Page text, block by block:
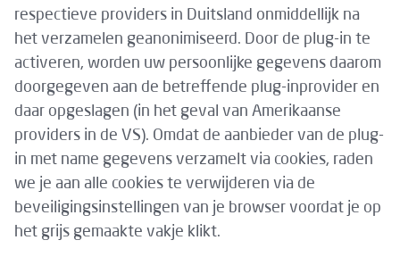
respectieve providers in Duitsland onmiddellijk na
het verzamelen geanonimiseerd. Door de plug-in te
activeren, worden uw persoonlijke gegevens daarom
doorgegeven aan de betreffende plug-inprovider en
daar opgeslagen (in het geval van Amerikaanse
providers in de VS). Omdat de aanbieder van de plug-
in met name gegevens verzamelt via cookies, raden
we je aan alle cookies te verwijderen via de
beveiligingsinstellingen van je browser voordat je op
het grijs gemaakte vakje klikt.